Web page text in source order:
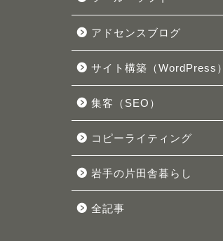
アドセンスブログ
サイト構築（WordPress）
集客（SEO）
コピーライティング
岩手の片田舎暮らし
全記事